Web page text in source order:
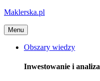
Maklerska.pl
Menu
Obszary wiedzy
Inwestowanie i analiza